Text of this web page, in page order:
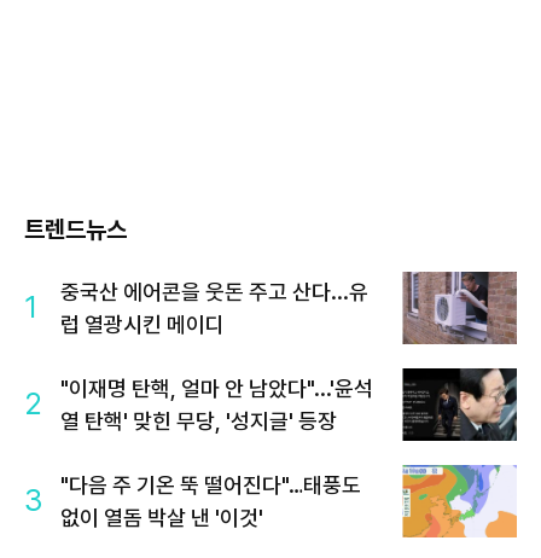
트렌드뉴스
1
중국산 에어콘을 웃돈 주고 산다...유
럽 열광시킨 메이디
2
"이재명 탄핵, 얼마 안 남았다"...'윤석
열 탄핵' 맞힌 무당, '성지글' 등장
3
"다음 주 기온 뚝 떨어진다"…태풍도
없이 열돔 박살 낸 '이것'